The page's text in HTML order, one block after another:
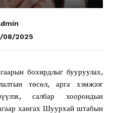
08/2025
бохирдлыг бууруулах,
төсөл, арга хэмжээг
салбар хоорондын
хангах Шуурхай штабын